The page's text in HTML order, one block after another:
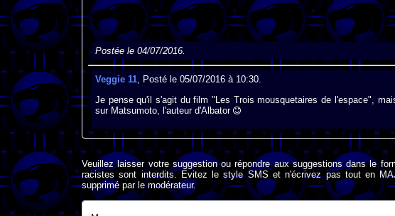
Postée le 04/07/2016.
Veggie 11, Posté le 05/07/2016 à 10:30.
Je pense qu'il s'agit du film "Les Trois mousquetaires de l'espace",
sur Matsumoto, l'auteur d'Albator
Veuillez laisser votre suggestion ou répondre aux suggestions dans le
racistes sont interdits. Evitez le style SMS et n'écrivez pas tout en
supprimé par le modérateur.